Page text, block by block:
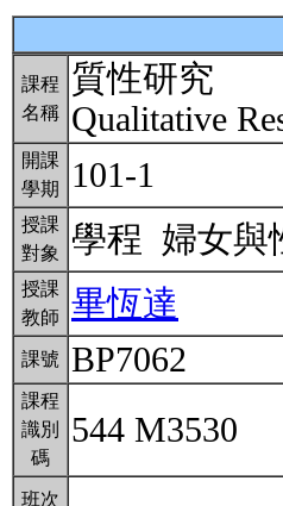
課程
名稱
質性研究
Qualitative
開課
學期
101-1
授課
對象
學程 婦女與
授課
教師
畢恆達
課號 BP7062
課程
識別
碼
544 M3530
班次